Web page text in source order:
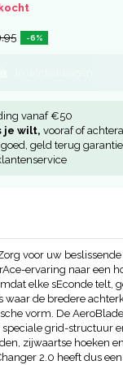
-6%
vanaf €50
je wilt, vooraf of
geld terug
voor uw
ervaring naar een
elke sEconde telt,
waar de bredere
vorm. De
grid-structuur
zijwaartse hoeken
2.0 heeft dus